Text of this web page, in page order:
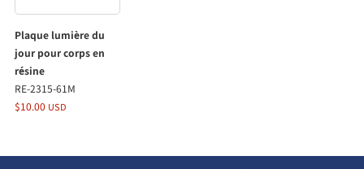
Plaque lumière du
jour pour corps en
résine
RE-2315-61M
$10.00 USD